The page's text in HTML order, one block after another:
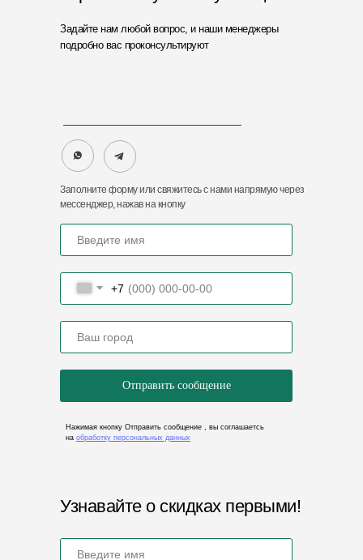
Задайте нам любой вопрос, и наши менеджеры
подробно вас проконсультируют
Узнавайте о скидках первыми!
Нажимая кнопку Отправить сообщение , вы соглашаетсь
на обработку персональных данных
+7
Отправить сообщение
Заполните форму или свяжитесь с нами напрямую через
мессенджер, нажав на кнопку
440068, Пензенская обл., г.
Пенза, ул. Рябова, 2А
ООО «ФОТОН»
ОГРН 1235800007717
Контактный Email